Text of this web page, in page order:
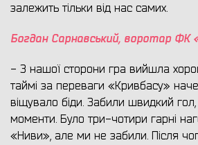
залежить тільки від нас самих.
Богдан Сарнавський, воротар ФК
- З нашої сторони гра вийшла
таймі за переваги «Кривбасу»
віщувало біди. Забили швидкий
моменти. Було три-чотири гарні
«Ниви», але ми не забили. Після